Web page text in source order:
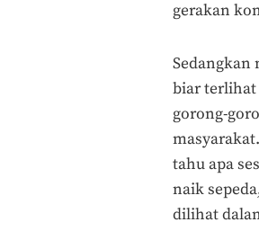
gerakan
Sedangkan
biar terlihat
gorong-
tahu apa
naik
dilihat